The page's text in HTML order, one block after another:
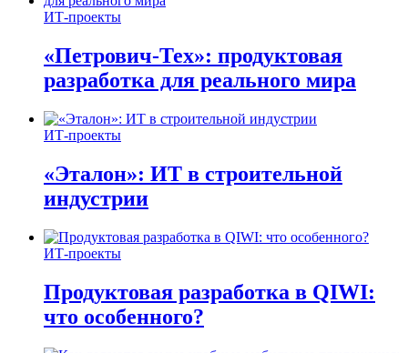
ИТ-проекты
«Петрович-Тех»: продуктовая
разработка для реального мира
ИТ-проекты
«Эталон»: ИТ в строительной
индустрии
ИТ-проекты
Продуктовая разработка в QIWI:
что особенного?